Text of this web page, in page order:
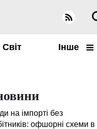
Світ Інше
на імпорті без
офшорні схеми в